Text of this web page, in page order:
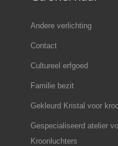
Andere verlichting
Contact
Cultureel erfgoed
Familie bezit
Gekleurd Kristal voor
Gespecialiseerd atelier
Kroonluchters